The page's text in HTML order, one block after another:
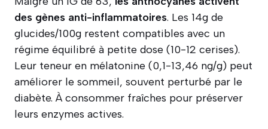
des gènes anti-inflammatoires. Les 14g de
glucides/100g restent compatibles avec un
régime équilibré à petite dose (10-12 cerises).
Leur teneur en mélatonine (0,1-13,46 ng/g) peut
améliorer le sommeil, souvent perturbé par le
diabète. À consommer fraîches pour préserver
leurs enzymes actives.